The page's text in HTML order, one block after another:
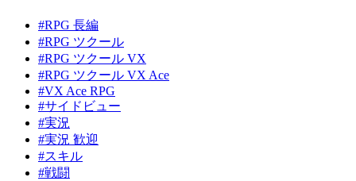
#RPG 長編
#RPG ツクール
#RPG ツクール VX
#RPG ツクール VX Ace
#VX Ace RPG
#サイドビュー
#実況
#実況 歓迎
#スキル
#戦闘